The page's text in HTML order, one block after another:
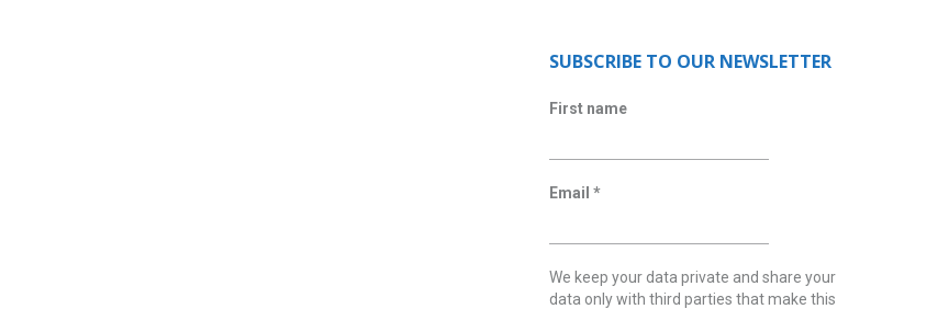
SUBSCRIBE TO OUR NEWSLETTER
First name
Email *
We keep your data private and share your
data only with third parties that make this